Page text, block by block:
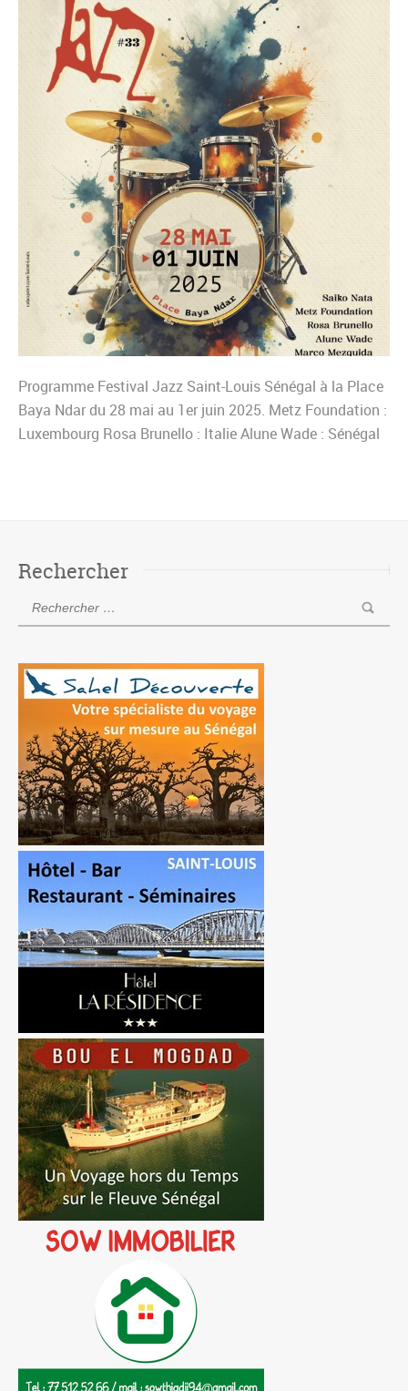
Programme Festival Jazz Saint-Louis Sénégal à la Place
Baya Ndar du 28 mai au 1er juin 2025. Metz Foundation :
Luxembourg Rosa Brunello : Italie Alune Wade : Sénégal
Rechercher